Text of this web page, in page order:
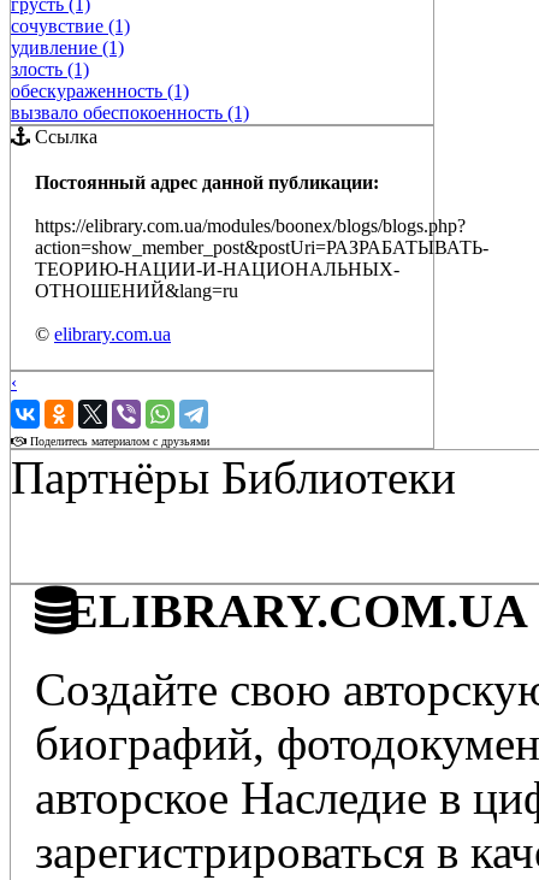
сочувствие (1)
удивление (1)
злость (1)
обескураженность (1)
вызвало обеспокоенность (1)
Ссылка
Постоянный адрес данной публикации:
https://elibrary.com.ua/modules/boonex/blogs/blogs.php?
action=show_member_post&postUri=РАЗРАБАТЫВАТЬ-
ТЕОРИЮ-НАЦИИ-И-НАЦИОНАЛЬНЫХ-
ОТНОШЕНИЙ&lang=ru
© elibrary.com.ua
‹
›
Поделитесь материалом с друзьями
Партнёры Библиотеки
ELIBRARY.COM.UA
Создайте свою
биографий,
авторское Наследие в
зарегистрироваться в